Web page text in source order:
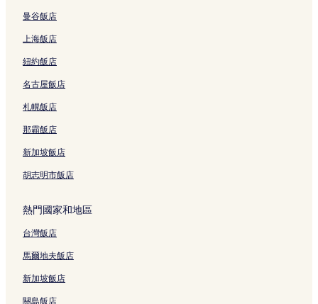
曼谷飯店
上海飯店
紐約飯店
名古屋飯店
札幌飯店
那霸飯店
新加坡飯店
胡志明市飯店
熱門國家和地區
台灣飯店
馬爾地夫飯店
新加坡飯店
關島飯店